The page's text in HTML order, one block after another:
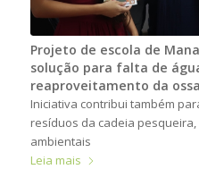
Projeto de escola de
solução para falta de
reaproveitamento da
Iniciativa contribui também
resíduos da cadeia
ambientais
Leia mais